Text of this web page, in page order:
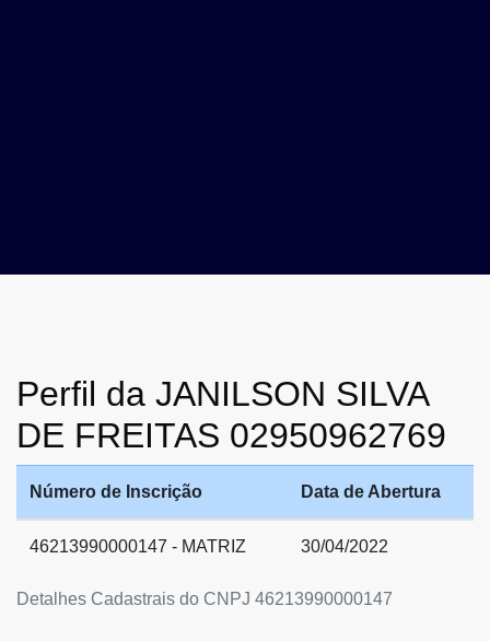
Perfil da JANILSON SILVA
DE FREITAS 02950962769
Detalhes Cadastrais do CNPJ 46213990000147
Número de Inscrição Data de Abertura
46213990000147 - MATRIZ 30/04/2022